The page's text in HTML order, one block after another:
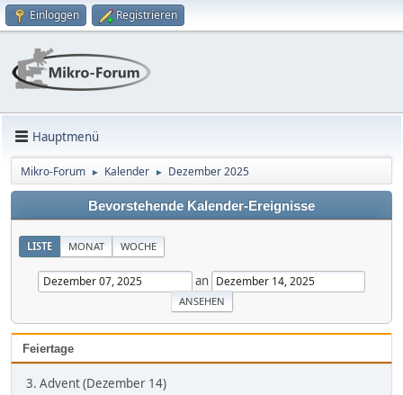
Einloggen Registrieren
Hauptmenü
Mikro-Forum ► Kalender ► Dezember 2025
Bevorstehende Kalender-Ereignisse
LISTE MONAT WOCHE
an
Feiertage
3. Advent (Dezember 14)